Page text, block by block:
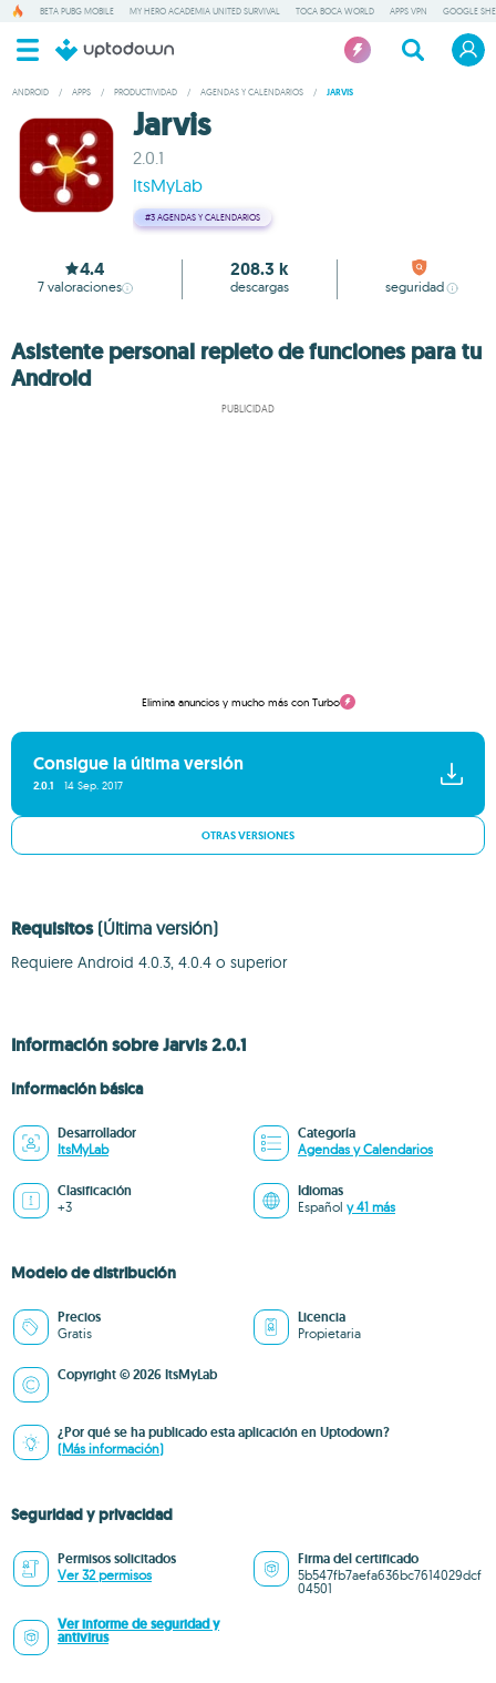
BETA PUBG MOBILE MY HERO ACADEMIA UNITED SURVIVAL TOCA BOCA WORLD APPS VPN GOOGLE
ANDROID / APPS / PRODUCTIVIDAD / AGENDAS Y CALENDARIOS / JARVIS
Jarvis
2.0.1
ItsMyLab
#3 AGENDAS Y CALENDARIOS
4.4
7 valoraciones
208.3 k
descargas seguridad
Asistente personal repleto de funciones para tu
Android
PUBLICIDAD
Elimina anuncios y mucho más con Turbo
Consigue la última versión
2.0.1 14 Sep. 2017
OTRAS VERSIONES
Requisitos (Última versión)
Requiere Android 4.0.3, 4.0.4 o superior
Información sobre Jarvis 2.0.1
Información básica
Desarrollador
ItsMyLab
Categoría
Agendas y Calendarios
Clasificación
+3
Idiomas
Español y 41 más
Modelo de distribución
Precios
Gratis
Licencia
Propietaria
Copyright © 2026 ItsMyLab
¿Por qué se ha publicado esta aplicación en Uptodown?
(Más información)
Seguridad y privacidad
Permisos solicitados
Ver 32 permisos
Firma del certificado
5b547fb7aefa636bc7614029dcf
04501
Ver informe de seguridad y
antivirus